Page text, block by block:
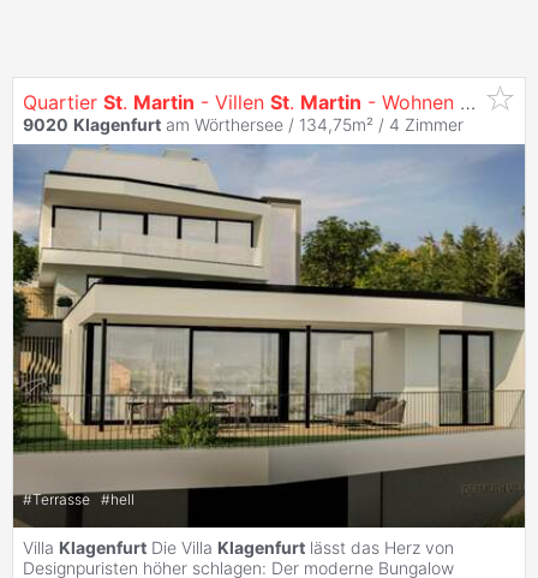
Quartier St. Martin - Villen St. Martin - Wohnen mit Ausblick
9020 Klagenfurt am Wörthersee / 134,75m² / 4 Zimmer
#Terrasse #hell
Villa Klagenfurt Die Villa Klagenfurt lässt das Herz von
Designpuristen höher schlagen: Der moderne Bungalow